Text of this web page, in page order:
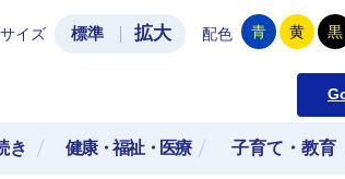
土浦市公式ホームページ
イズ 標準 拡大 配色 青 黄 黒
き 健康・福祉・医療 子育て・教育